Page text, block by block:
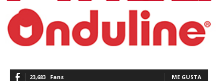
23,683 Fans ME GUSTA